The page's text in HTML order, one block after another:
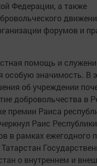
Федерации, а также
форумов и
помощь и
особую значимость. В
об учреждении
добровольчества в
премии Раиса
Раис
в рамках ежегодного
о внутреннем и